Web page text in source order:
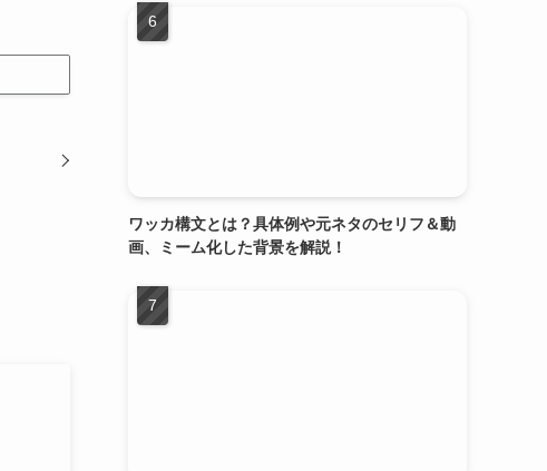
ワッカ構文とは？具体例や元ネタのセリフ＆動
画、ミーム化した背景を解説！